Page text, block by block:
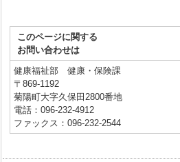
このページに関する
お問い合わせは
健康福祉部 健康・保険課
〒869-1192
菊陽町大字久保田2800番地
電話：096-232-4912
ファックス：096-232-2544